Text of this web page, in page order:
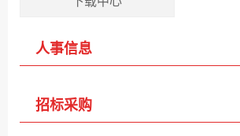
人事信息
招标采购